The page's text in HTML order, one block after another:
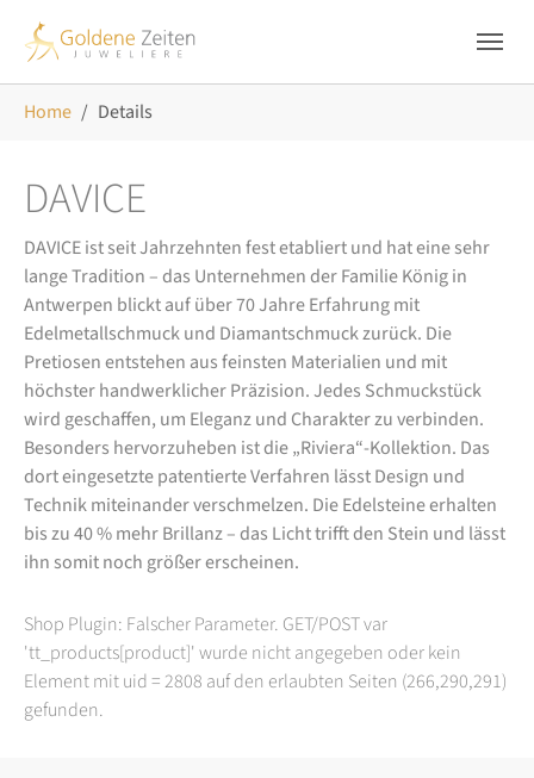
Home Details
DAVICE
DAVICE ist seit Jahrzehnten fest etabliert und hat eine sehr
lange Tradition – das Unternehmen der Familie König in
Antwerpen blickt auf über 70 Jahre Erfahrung mit
Edelmetallschmuck und Diamantschmuck zurück. Die
Pretiosen entstehen aus feinsten Materialien und mit
höchster handwerklicher Präzision. Jedes Schmuckstück
wird geschaffen, um Eleganz und Charakter zu verbinden.
Besonders hervorzuheben ist die „Riviera“-Kollektion. Das
dort eingesetzte patentierte Verfahren lässt Design und
Technik miteinander verschmelzen. Die Edelsteine erhalten
bis zu 40 % mehr Brillanz – das Licht trifft den Stein und lässt
ihn somit noch größer erscheinen.
Shop Plugin: Falscher Parameter. GET/POST var
'tt_products[product]' wurde nicht angegeben oder kein
Element mit uid = 2808 auf den erlaubten Seiten (266,290,291)
gefunden.